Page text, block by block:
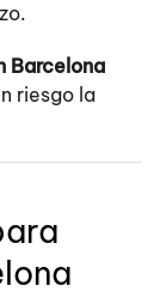
Barcelona
riesgo la